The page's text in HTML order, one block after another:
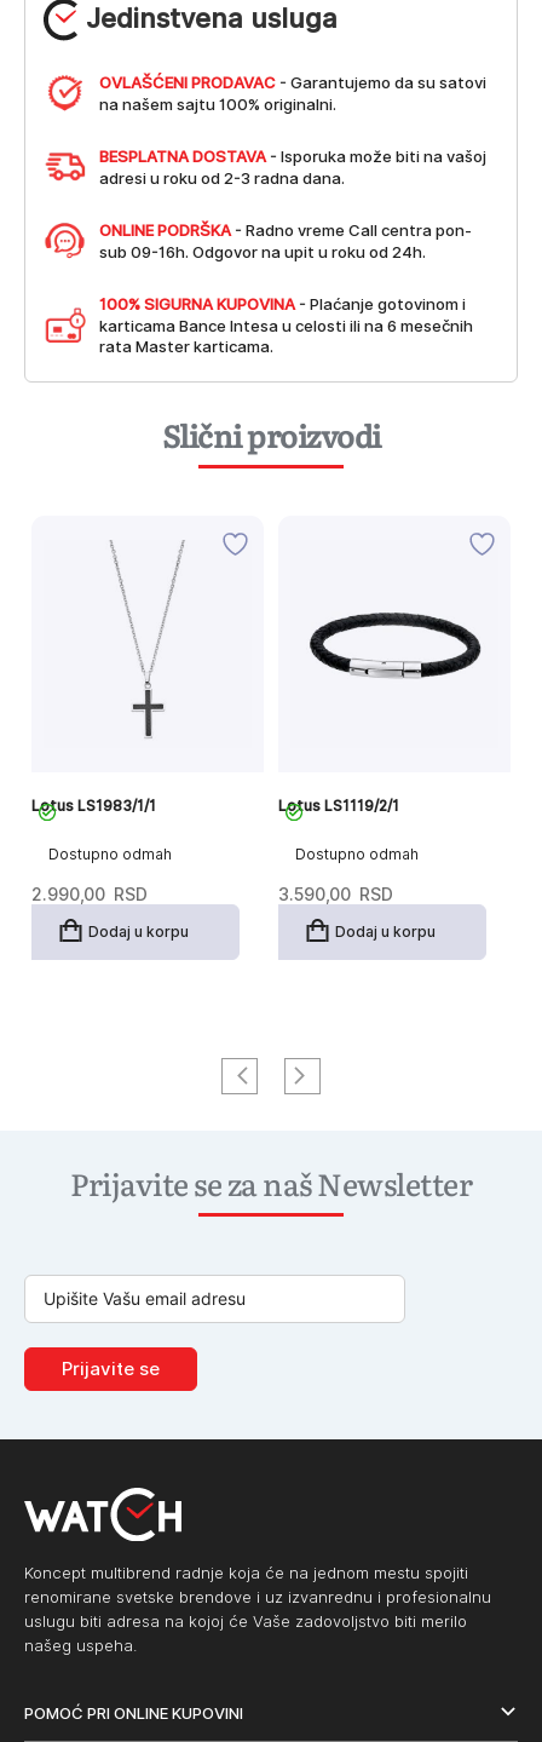
Jedinstvena usluga
OVLAŠĆENI PRODAVAC - Garantujemo da su satovi
na našem sajtu 100% originalni.
BESPLATNA DOSTAVA - Isporuka može biti na vašoj
adresi u roku od 2-3 radna dana.
ONLINE PODRŠKA - Radno vreme Call centra pon-
sub 09-16h. Odgovor na upit u roku od 24h.
100% SIGURNA KUPOVINA - Plaćanje gotovinom i
karticama Bance Intesa u celosti ili na 6 mesečnih
rata Master karticama.
Slični proizvodi
Dostupno odmah
Lotus LS1983/1/1
2.990,00 RSD
Dodaj u korpu
Dostupno odmah
Lotus LS1119/2/1
3.590,00 RSD
Dodaj u korpu
Prijavite se za naš Newsletter
Prijavite se
Koncept multibrend radnje koja će na jednom mestu spojiti
renomirane svetske brendove i uz izvanrednu i profesionalnu
uslugu biti adresa na kojoj će Vaše zadovoljstvo biti merilo
našeg uspeha.
POMOĆ PRI ONLINE KUPOVINI